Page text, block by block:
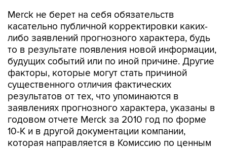
Merck не берет на себя обязательств
касательно публичной корректировки каких-
либо заявлений прогнозного характера, будь
то в результате появления новой информации,
будущих событий или по иной причине. Другие
факторы, которые могут стать причиной
существенного отличия фактических
результатов от тех, что упоминаются в
заявлениях прогнозного характера, указаны в
годовом отчете Merck за 2010 год по форме
10-К и в другой документации компании,
которая направляется в Комиссию по ценным